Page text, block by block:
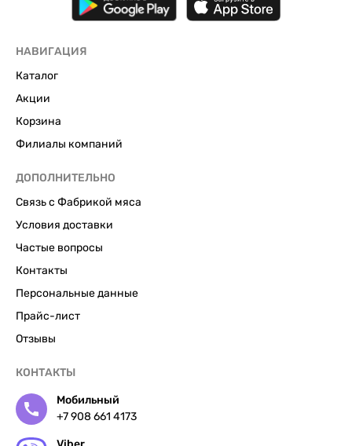
НАВИГАЦИЯ
Каталог
Акции
Корзина
Филиалы компаний
ДОПОЛНИТЕЛЬНО
Связь с Фабрикой мяса
Условия доставки
Частые вопросы
Контакты
Персональные данные
Прайс-лист
Отзывы
КОНТАКТЫ
Мобильный
+7 908 661 4173